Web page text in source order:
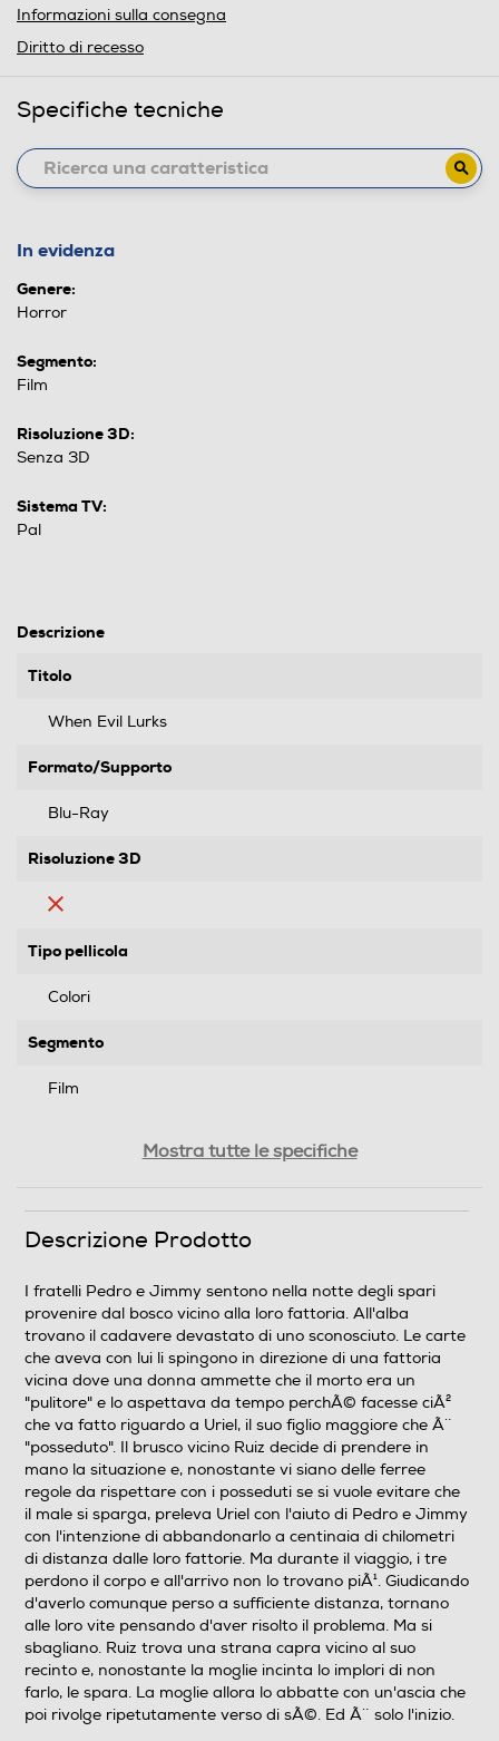
Informazioni sulla consegna
Diritto di recesso
Specifiche tecniche
In evidenza
Genere:
Horror
Segmento:
Film
Risoluzione 3D:
Senza 3D
Sistema TV:
Pal
Descrizione
Titolo
When Evil Lurks
Formato/Supporto
Blu-Ray
Risoluzione 3D
Tipo pellicola
Colori
Segmento
Film
Sistema TV
Pal
Area Geografica del articolo
Area 2 (Europa/Giappone)
Durata in minuti del film
99
N° di supporti contenuti nell'articolo
1
Anno produzione del film
2023
Mostra tutte le specifiche
Descrizione Prodotto
I fratelli Pedro e Jimmy sentono nella notte degli spari
provenire dal bosco vicino alla loro fattoria. All'alba
trovano il cadavere devastato di uno sconosciuto. Le carte
che aveva con lui li spingono in direzione di una fattoria
vicina dove una donna ammette che il morto era un
"pulitore" e lo aspettava da tempo perchÃ© facesse ciÃ²
che va fatto riguardo a Uriel, il suo figlio maggiore che Ã¨
"posseduto". Il brusco vicino Ruiz decide di prendere in
mano la situazione e, nonostante vi siano delle ferree
regole da rispettare con i posseduti se si vuole evitare che
il male si sparga, preleva Uriel con l'aiuto di Pedro e Jimmy
con l'intenzione di abbandonarlo a centinaia di chilometri
di distanza dalle loro fattorie. Ma durante il viaggio, i tre
perdono il corpo e all'arrivo non lo trovano piÃ¹. Giudicando
d'averlo comunque perso a sufficiente distanza, tornano
alle loro vite pensando d'aver risolto il problema. Ma si
sbagliano. Ruiz trova una strana capra vicino al suo
recinto e, nonostante la moglie incinta lo implori di non
farlo, le spara. La moglie allora lo abbatte con un'ascia che
poi rivolge ripetutamente verso di sÃ©. Ed Ã¨ solo l'inizio.